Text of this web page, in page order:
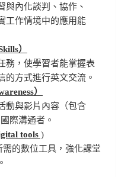
與內化談判、協作、
工作情境中的應用能
）
務，使學習者能掌握表
的方式進行英文交流。
）
動與影片內容（包含
際溝通者。
tools )
的數位工具，強化課堂